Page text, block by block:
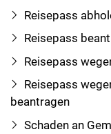
Reisepass
Reisepass
Reisepass
Reisepass
beantragen
Schaden an